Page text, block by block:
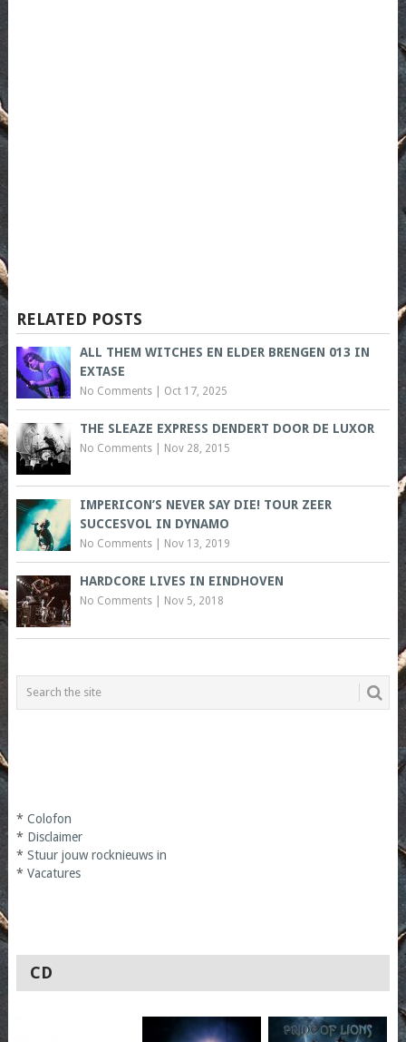
RELATED POSTS
ALL THEM WITCHES EN ELDER BRENGEN 013 IN
EXTASE
No Comments| Oct 17, 2025
THE SLEAZE EXPRESS DENDERT DOOR DE LUXOR
No Comments| Nov 28, 2015
IMPERICON’S NEVER SAY DIE! TOUR ZEER
SUCCESVOL IN DYNAMO
No Comments| Nov 13, 2019
HARDCORE LIVES IN EINDHOVEN
No Comments| Nov 5, 2018
* Colofon
* Disclaimer
* Stuur jouw rocknieuws in
* Vacatures
CD